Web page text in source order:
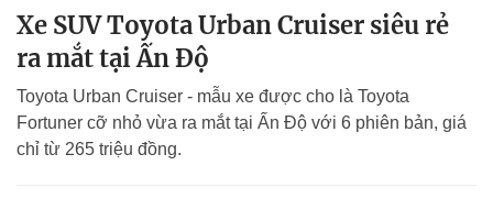
Xe SUV Toyota Urban Cruiser siêu rẻ
ra mắt tại Ấn Độ
Toyota Urban Cruiser - mẫu xe được cho là Toyota
Fortuner cỡ nhỏ vừa ra mắt tại Ấn Độ với 6 phiên bản, giá
chỉ từ 265 triệu đồng.